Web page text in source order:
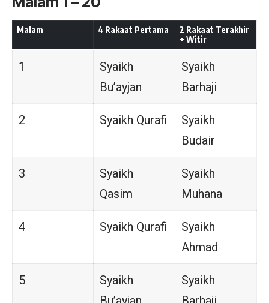
Malam 4 Rakaat Pertama
2 Rakaat Terakhir
+ Witir
1
Syaikh
Bu’ayjan
Syaikh
Barhaji
2 Syaikh Qurafi
Syaikh
Budair
3
Syaikh
Qasim
Syaikh
Muhana
4 Syaikh Qurafi
Syaikh
Ahmad
5
Syaikh
Syaikh